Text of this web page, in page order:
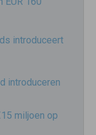
introduceert
introduceren
miljoen op